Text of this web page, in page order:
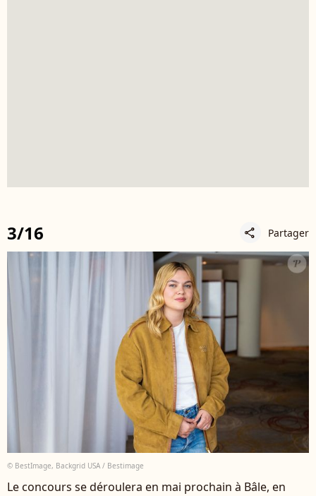
3/16 share Partager
© BestImage, Backgrid USA / Bestimage
Le concours se déroulera en mai prochain à Bâle, en